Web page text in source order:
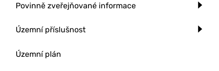
Povinně zveřejňované informace
Územní příslušnost
Územní plán